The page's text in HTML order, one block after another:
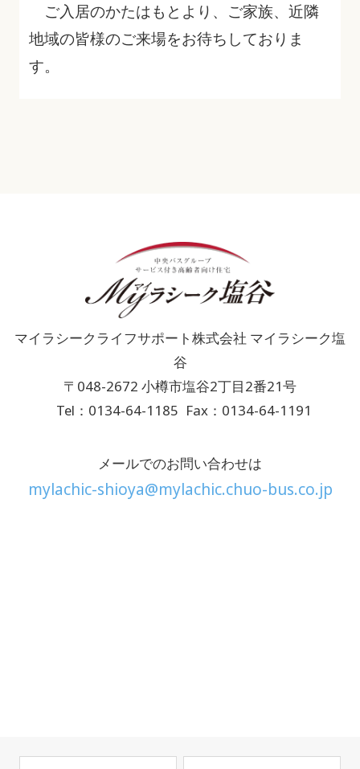
ご入居のかたはもとより、ご家族、近隣
地域の皆様のご来場をお待ちしておりま
す。
マイラシークライフサポート株式会社 マイラシーク塩
谷
〒048-2672 小樽市塩谷2丁目2番21号
Tel：0134-64-1185 Fax：0134-64-1191
メールでのお問い合わせは
mylachic-shioya@mylachic.chuo-bus.co.jp